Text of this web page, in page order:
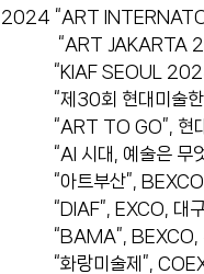
2024 “ART
“ART JAKARTA
“KIAF SEOUL
“제30회 현대미술한일
“ART TO GO”, 현대
“AI 시대, 예술은 무엇
“아트부산”,
“DIAF”, EXCO, 대
“BAMA”, BEXCO,
“화랑미술제”,